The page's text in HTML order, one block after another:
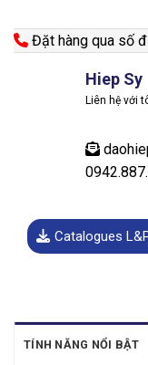
Đặt hàng qua số
Hiep Sy
Liên hệ với
Catalogues
TÍNH NĂNG NỔI BẬT